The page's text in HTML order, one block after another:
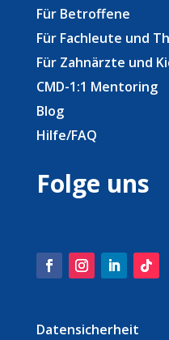
Für Betroffene
Für Fachleute und
Für Zahnärzte und
CMD-1:1 Mentoring
Blog
Hilfe/FAQ
Folge uns
Datensicherheit